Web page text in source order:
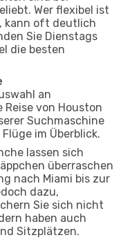
Wer flexibel ist
kann oft deutlich
Sie Dienstags
die besten
an
von Houston
Suchmaschine
im Überblick.
lassen sich
überraschen
nach Miami bis zur
dazu,
Sie sich nicht
haben auch
Sitzplätzen.